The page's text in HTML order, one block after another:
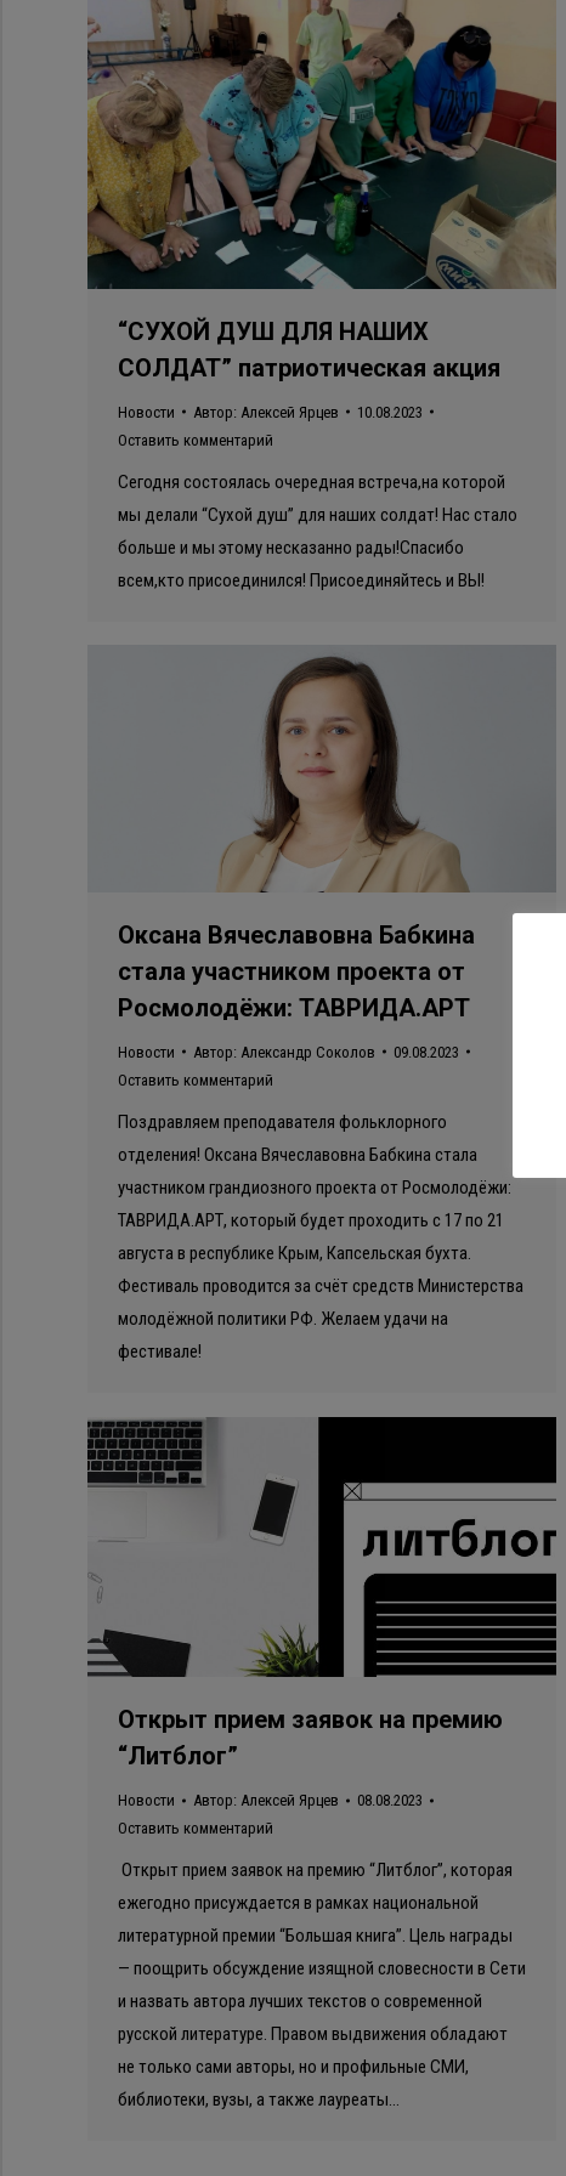
“СУХОЙ ДУШ ДЛЯ НАШИХ
СОЛДАТ” патриотическая акция
Новости Автор: Алексей Ярцев
10.08.2023
Оставить комментарий
Сегодня состоялась очередная встреча,на которой
мы делали “Сухой душ” для наших солдат! Нас стало
больше и мы этому несказанно рады!Спасибо
всем,кто присоединился! Присоединяйтесь и ВЫ!
Оксана Вячеславовна Бабкина
стала участником проекта от
Росмолодёжи: ТАВРИДА.АРТ
Новости Автор: Александр Соколов
09.08.2023
Оставить комментарий
Поздравляем преподавателя фольклорного
отделения! Оксана Вячеславовна Бабкина стала
участником грандиозного проекта от Росмолодёжи:
ТАВРИДА.АРТ, который будет проходить с 17 по 21
августа в республике Крым, Капсельская бухта.
Фестиваль проводится за счёт средств Министерства
молодёжной политики РФ. Желаем удачи на
фестивале!
Открыт прием заявок на премию
“Литблог”
Новости Автор: Алексей Ярцев
08.08.2023
Оставить комментарий
Открыт прием заявок на премию “Литблог”, которая
ежегодно присуждается в рамках национальной
литературной премии “Большая книга”. Цель награды
— поощрить обсуждение изящной словесности в Сети
и назвать автора лучших текстов о современной
русской литературе. Правом выдвижения обладают
не только сами авторы, но и профильные СМИ,
библиотеки, вузы, а также лауреаты…